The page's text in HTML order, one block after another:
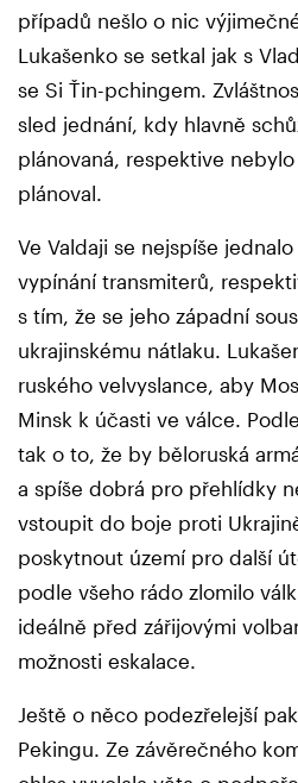
případů nešlo o nic
Lukašenko se setkal jak s
se Si Ťin-pchingem.
sled jednání, kdy hlavně
plánovaná, respektive
plánoval.
Ve Valdaji se nejspíše
vypínání transmiterů,
s tím, že se jeho západní
ukrajinskému nátlaku.
ruského velvyslance, aby
Minsk k účasti ve válce.
tak o to, že by běloruská
a spíše dobrá pro přehlídky
vstoupit do boje proti
poskytnout území pro další
podle všeho rádo zlomilo
ideálně před zářijovými
možnosti eskalace.
Ještě o něco podezřelejší
Pekingu. Ze závěrečného